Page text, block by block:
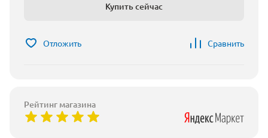
Купить сейчас
Отложить Сравнить
Рейтинг магазина